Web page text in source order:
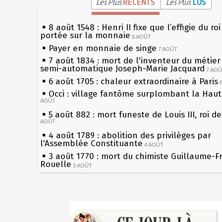
8 août 1548 : Henri II fixe que l’effigie du
portée sur la monnaie 8 AOÛT
Payer en monnaie de singe 7 AOÛT
7 août 1834 : mort de l'inventeur du
semi-automatique Joseph-Marie Jacquard 7
6 août 1705 : chaleur extraordinaire à Paris
Occi : village fantôme surplombant la
AOÛT
5 août 882 : mort funeste de Louis III, roi
AOÛT
4 août 1789 : abolition des privilèges par
l'Assemblée Constituante 4 AOÛT
3 août 1770 : mort du chimiste Guillaume-
Rouelle 3 AOÛT
Musée Jean de La Fontaine : réouverture
1er août 1589 : Henri III est poignardé à
les siècles